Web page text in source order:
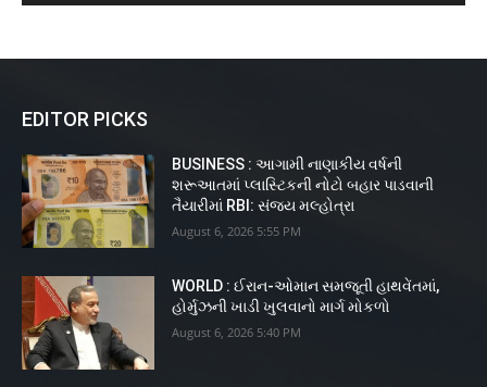
EDITOR PICKS
BUSINESS : આગામી નાણાકીય વર્ષની
શરૂઆતમાં પ્લાસ્ટિકની નોટો બહાર પાડવાની
તૈયારીમાં RBI: સંજય મલ્હોત્રા
August 6, 2026 5:55 PM
WORLD : ઈરાન-ઓમાન સમજૂતી હાથવેંતમાં,
હોર્મુઝની ખાડી ખુલવાનો માર્ગ મોકળો
August 6, 2026 5:40 PM